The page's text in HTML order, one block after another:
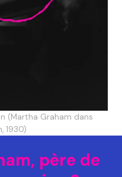
(Martha Graham dans
1930)
père de